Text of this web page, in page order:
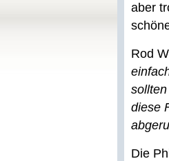
aber
Rod
diese
Die